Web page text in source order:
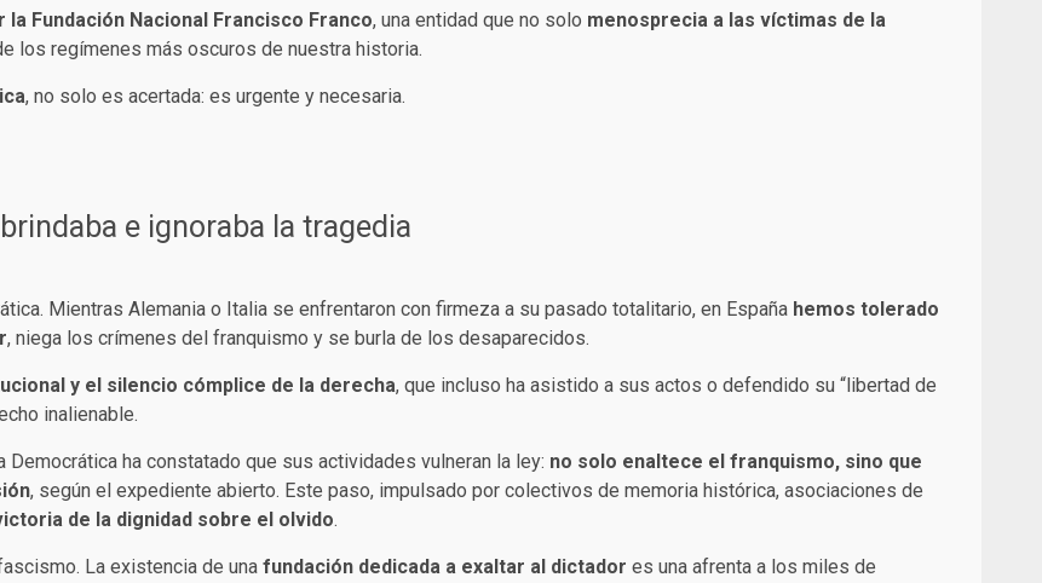
Fundación Nacional Francisco Franco, una entidad que no solo menosprecia a las víctimas de la
los regímenes más oscuros de nuestra historia.
, no solo es acertada: es urgente y necesaria.
e ignoraba la tragedia
Mientras Alemania o Italia se enfrentaron con firmeza a su pasado totalitario, en España hemos tolerado
, niega los crímenes del franquismo y se burla de los desaparecidos.
y el silencio cómplice de la derecha, que incluso ha asistido a sus actos o defendido su “libertad de
inalienable.
ha constatado que sus actividades vulneran la ley: no solo enaltece el franquismo, sino que
, según el expediente abierto. Este paso, impulsado por colectivos de memoria histórica, asociaciones de
de la dignidad sobre el olvido.
La existencia de una fundación dedicada a exaltar al dictador es una afrenta a los miles de